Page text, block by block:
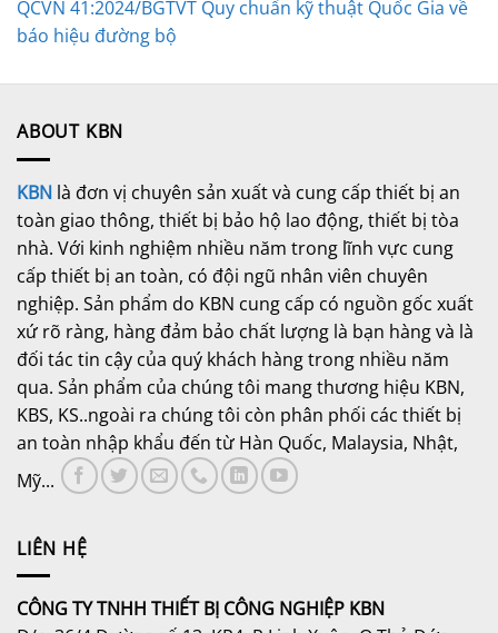
QCVN 41:2024/BGTVT Quy chuẩn kỹ thuật Quốc Gia về
báo hiệu đường bộ
ABOUT KBN
KBN là đơn vị chuyên sản xuất và cung cấp thiết bị an
toàn giao thông, thiết bị bảo hộ lao động, thiết bị tòa
nhà. Với kinh nghiệm nhiều năm trong lĩnh vực cung
cấp thiết bị an toàn, có đội ngũ nhân viên chuyên
nghiệp. Sản phẩm do KBN cung cấp có nguồn gốc xuất
xứ rõ ràng, hàng đảm bảo chất lượng là bạn hàng và là
đối tác tin cậy của quý khách hàng trong nhiều năm
qua. Sản phẩm của chúng tôi mang thương hiệu KBN,
KBS, KS..ngoài ra chúng tôi còn phân phối các thiết bị
an toàn nhập khẩu đến từ Hàn Quốc, Malaysia, Nhật,
Mỹ...
LIÊN HỆ
CÔNG TY TNHH THIẾT BỊ CÔNG NGHIỆP KBN